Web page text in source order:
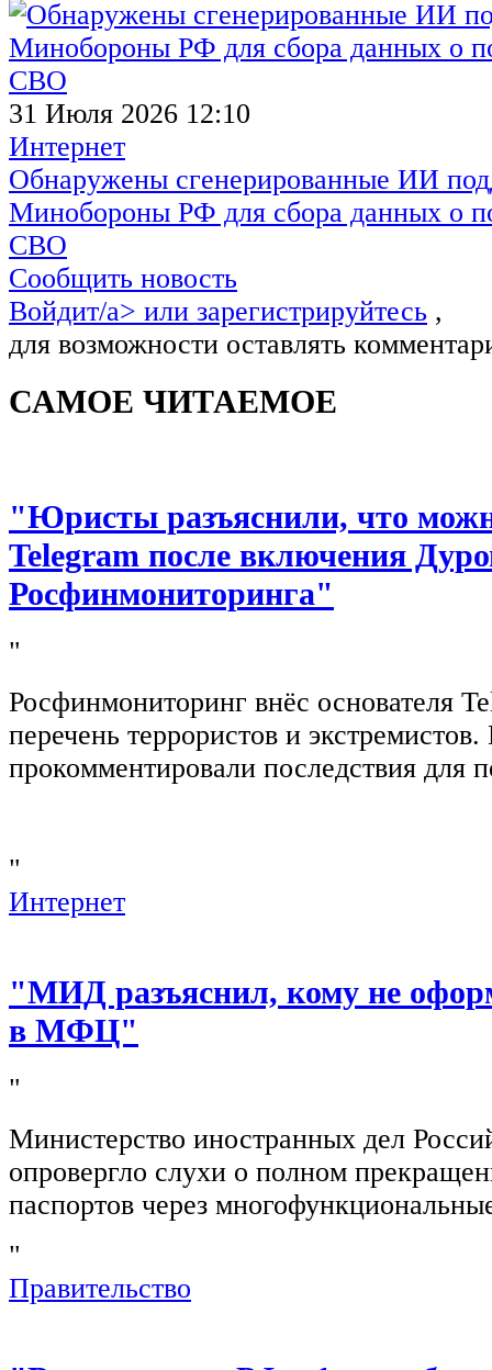
31 Июля 2026 12:10
Интернет
Обнаружены сгенерированные ИИ
Минобороны РФ для сбора данных о
СВО
Сообщить новость
Войдит/a> или зарегистрируйтесь ,
для возможности оставлять
САМОЕ ЧИТАЕМОЕ
"Юристы разъяснили, что
Telegram после включения
Росфинмониторинга"
"
Росфинмониторинг внёс основателя
перечень террористов и
прокомментировали последствия для
"
Интернет
"МИД разъяснил, кому не
в МФЦ"
"
Министерство иностранных дел
опровергло слухи о полном
паспортов через
"
Правительство